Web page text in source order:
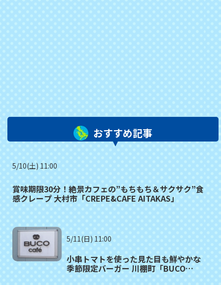
おすすめ記事
5/10(土) 11:00
賞味期限30分！絶景カフェの”もちもち＆サクサク”食
感クレープ 大村市「CREPE&CAFE AITAKAS」
5/11(日) 11:00
小串トマトを使った見た目も鮮やかな
季節限定バーガー 川棚町「BUCO